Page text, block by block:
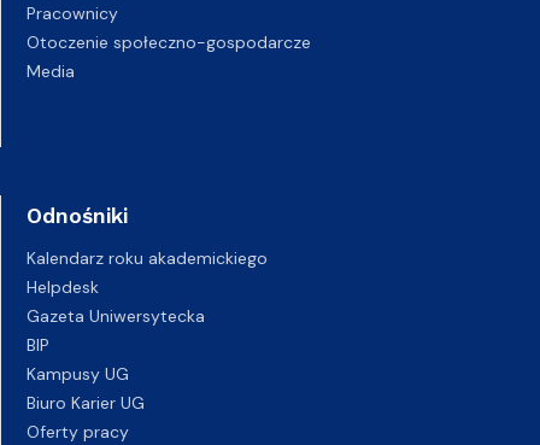
Pracownicy
Otoczenie społeczno-gospodarcze
Media
Odnośniki
Kalendarz roku akademickiego
Helpdesk
Gazeta Uniwersytecka
BIP
Kampusy UG
Biuro Karier UG
Oferty pracy